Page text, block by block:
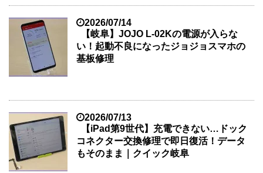
2026/07/14
【岐阜】JOJO L-02Kの電源が入らな
い！起動不良になったジョジョスマホの
基板修理
2026/07/13
【iPad第9世代】充電できない…ドック
コネクター交換修理で即日復活！データ
もそのまま｜クイック岐阜